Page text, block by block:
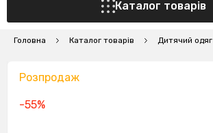
Каталог товарів
Головна Каталог товарів Дитячий одяг
Розпродаж
-55%